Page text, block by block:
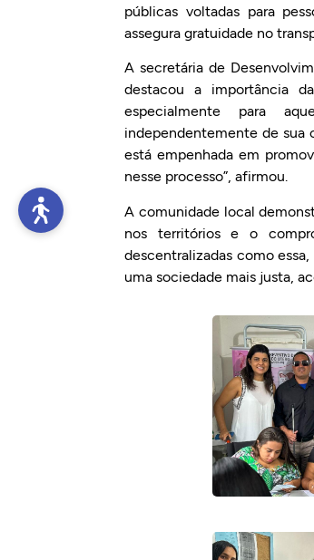
públicas voltadas para
assegura gratuidade no
A secretária de
destacou a importância
especialmente para
independentemente de sua
está empenhada em
nesse processo”, afirmou.
A comunidade local
nos territórios e o
descentralizadas como
uma sociedade mais justa,